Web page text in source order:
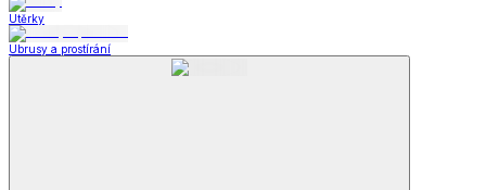
Utěrky
Ubrusy a prostírání